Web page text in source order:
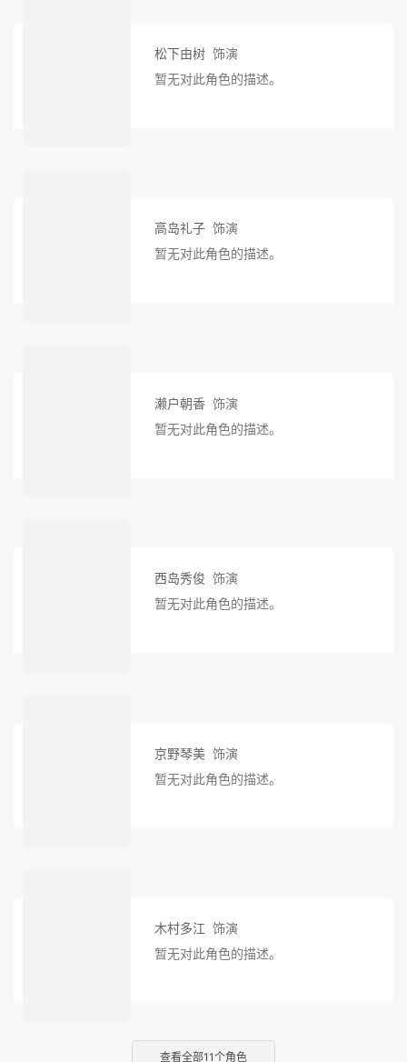
松下由树 饰演
暂无对此角色的描述。
高岛礼子 饰演
暂无对此角色的描述。
濑户朝香 饰演
暂无对此角色的描述。
西岛秀俊 饰演
暂无对此角色的描述。
京野琴美 饰演
暂无对此角色的描述。
木村多江 饰演
暂无对此角色的描述。
查看全部11个角色